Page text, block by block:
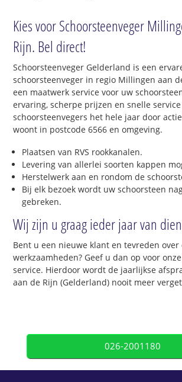
Kies voor Schoorsteenveger
Rijn. Bel direct!
Schoorsteenveger Gelderland is een
schoorsteenveger in regio Millingen aan
een maatwerk service voor uw
ervaring, scherpe prijzen en snelle
schoorsteenvegers het hele jaar door
woont in postcode 6566 en omgeving.
Plaatsen van RVS rookkanalen.
Levering van allerlei soorten kappen
Herstelwerk aan en rondom de
Bij elk bezoek wordt uw schoorsteen
gebreken.
Wij zijn u graag ieder jaar van
Bent u een nieuwe klant en tevreden over
werkzaamheden? Geef u dan op voor
service. Hierdoor wordt de jaarlijkse
aan de Rijn (Gelderland) nooit meer
026-2001180